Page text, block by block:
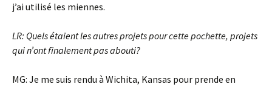
j’ai utilisé les miennes.
LR: Quels étaient les autres projets pour cette pochette, projets
qui n’ont finalement pas abouti?
MG: Je me suis rendu à Wichita, Kansas pour prende en